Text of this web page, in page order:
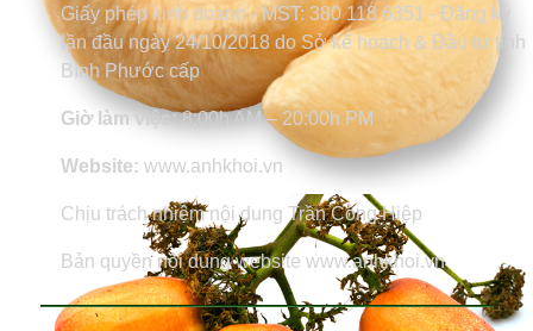
Giấy phép kinh doanh - MST: 380 118 6351 - Đăng ký
lần đầu ngày 24/10/2018 do Sở kế hoạch & Đầu tư tỉnh
Bình Phước cấp
Giờ làm việc:8:00h AM – 20:00h PM
Website: www.anhkhoi.vn
Chịu trách nhiệm nội dung Trần Công Hiệp
Bản quyền nội dung website www.anhkhoi.vn